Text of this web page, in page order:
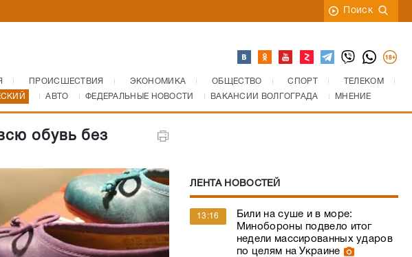
Поиск
ПРОИСШЕСТВИЯ ЭКОНОМИКА ОБЩЕСТВО СПОРТ
ТЕЛЕКОМ
АВТО ФЕДЕРАЛЬНЫЕ НОВОСТИ ВАКАНСИИ ВОЛГОГРАДА МНЕНИЕ
обувь без
ЛЕНТА НОВОСТЕЙ
13:16
Били на суше и в море:
Минобороны подвело итог
недели массированных ударов
по целям на Украине